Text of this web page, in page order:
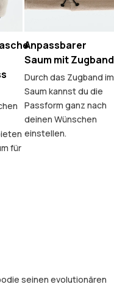
für
Anpassbarer
Saum mit Zugband
Durch das Zugband im
Saum kannst du die
Passform ganz nach
deinen Wünschen
einstellen.
seinen evolutionären